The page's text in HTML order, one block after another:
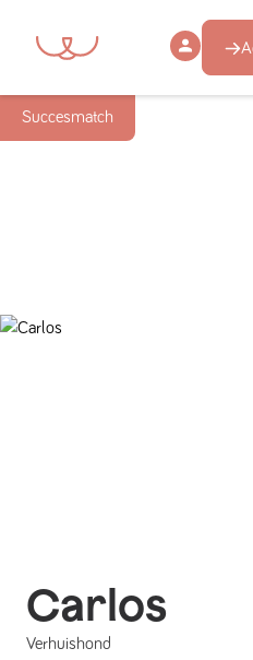
Succesmatch
Carlos
Verhuishond